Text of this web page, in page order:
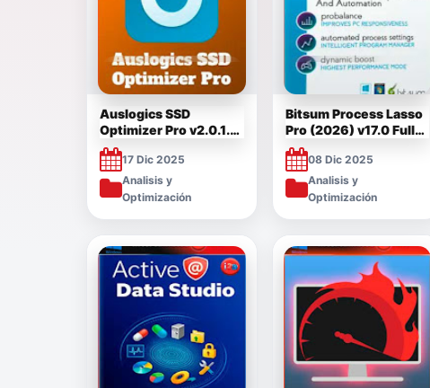
Auslogics SSD
Optimizer Pro v2.0.1.2
(2025) Full Español
[Mega]17 Dic 2025
Analisis y
Optimización
Bitsum Process Lasso
Pro (2026) v17.0 Full
Español [Mega]
08 Dic 2025
Analisis y
Optimización